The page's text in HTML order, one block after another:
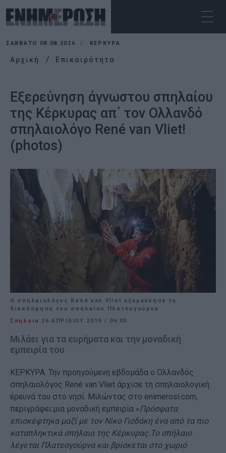
ΣΆΒΒΑΤΟ 08.08.2026 ΚΕΡΚΥΡΑ
Αρχική Επικαιρότητα
Εξερεύνηση άγνωστου σπηλαίου
της Κέρκυρας απ΄ τον Ολλανδό
σπηλαιολόγο René van Vliet!
(photos)
Ο σπηλαιολόγος René van Vliet εξερεύνησε τη
διακόσμηση του σπηλαίου Πλατεσγούρνα
Σπήλαια 26 ΑΠΡΙΛΊΟΥ 2019 / 06:05
Μιλάει για τα ευρήματα και την μοναδική
εμπειρία του
ΚΕΡΚΥΡΑ. Την προηγούμενη εβδομάδα ο Ολλανδός
σπηλαιολόγος René van Vliet άρχισε τη σπηλαιολογική
έρευνά του στο νησί. Μιλώντας στο enimerosi.com,
περιγράφει:μια μοναδική εμπειρία «Πρόσφατα
επισκέφτηκα μαζί με τον Νίκο Γισδάκη ένα από τα πιο
καταπληκτικά σπήλαια της Κέρκυρας.Το σπήλαιο
λέγεται Πλατεσγούρνα και βρίσκεται στο χωριό